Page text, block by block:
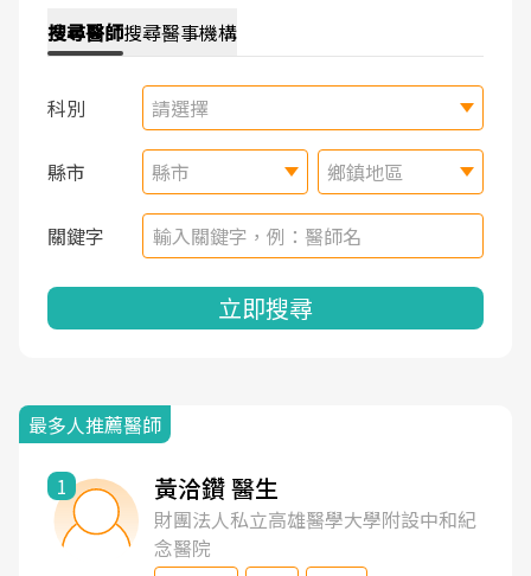
搜尋醫師搜尋醫事機構
科別 請選擇
縣市 縣市 鄉鎮地區
關鍵字
立即搜尋
最多人推薦醫師
1 黃洽鑽 醫生
財團法人私立高雄醫學大學附設中和紀
念醫院